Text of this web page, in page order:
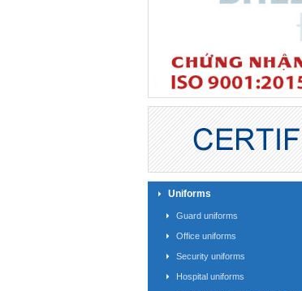
Uniforms
Guard uniforms
Office uniforms
Security uniforms
Hospital uniforms